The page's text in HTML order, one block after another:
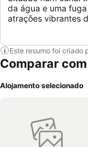
da água e uma
atrações vibrantes
Este resumo foi criado
Comparar
Alojamento selecionado